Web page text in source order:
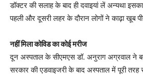
डॉक्टर की सलाह के बाद ही दवाइयां लें अन्यथा
पहली और दूसरी लहर के दौरान लोगों ने काढ़ा खूब
नहीं मिला कोविड का कोई मरीज
दून अस्पताल के सीएमएस डॉ. अनुराग अग्रवाल ने
सरकार की एडवाइजरी के बाद अस्पताल में पूरी